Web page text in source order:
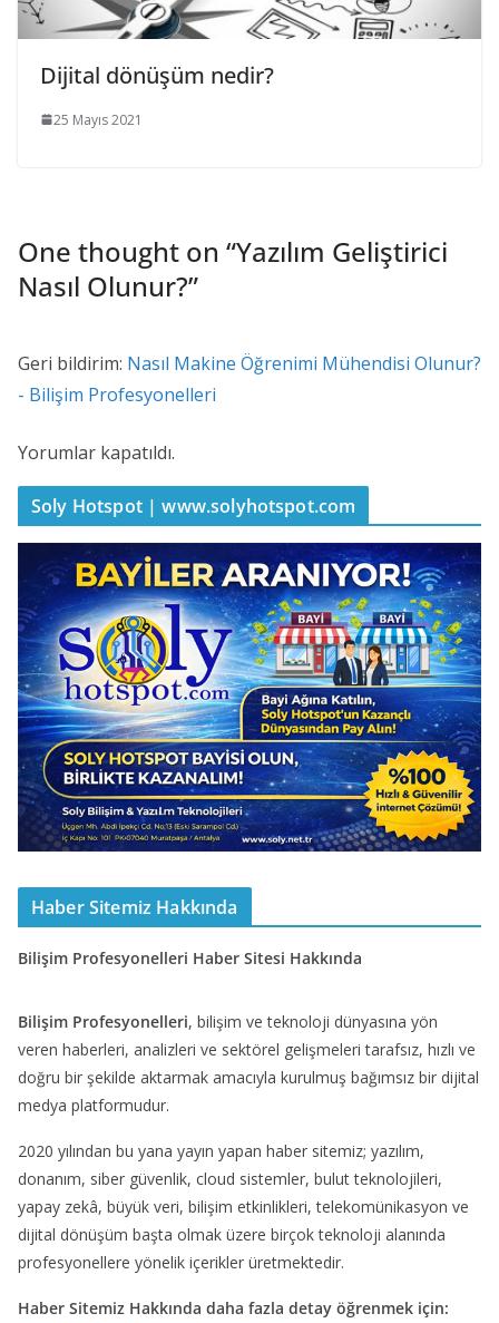
Dijital dönüşüm nedir?
25 Mayıs 2021
One thought on “Yazılım Geliştirici
Nasıl Olunur?”
Geri bildirim: Nasıl Makine Öğrenimi Mühendisi Olunur?
- Bilişim Profesyonelleri
Yorumlar kapatıldı.
Soly Hotspot | www.solyhotspot.com
Haber Sitemiz Hakkında
Bilişim Profesyonelleri Haber Sitesi Hakkında
Bilişim Profesyonelleri, bilişim ve teknoloji dünyasına yön
veren haberleri, analizleri ve sektörel gelişmeleri tarafsız, hızlı ve
doğru bir şekilde aktarmak amacıyla kurulmuş bağımsız bir dijital
medya platformudur.
2020 yılından bu yana yayın yapan haber sitemiz; yazılım,
donanım, siber güvenlik, cloud sistemler, bulut teknolojileri,
yapay zekâ, büyük veri, bilişim etkinlikleri, telekomünikasyon ve
dijital dönüşüm başta olmak üzere birçok teknoloji alanında
profesyonellere yönelik içerikler üretmektedir.
Haber Sitemiz Hakkında daha fazla detay öğrenmek için: